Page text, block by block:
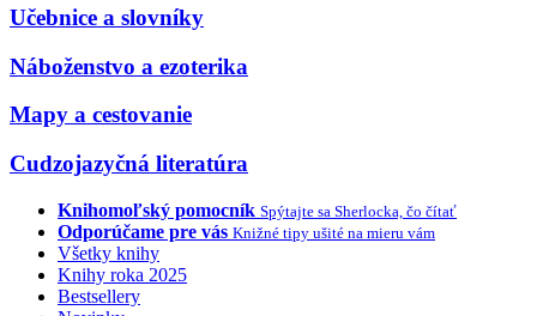
Učebnice a slovníky
Náboženstvo a ezoterika
Mapy a cestovanie
Cudzojazyčná literatúra
Knihomoľský pomocník Spýtajte sa Sherlocka, čo čítať
Odporúčame pre vás Knižné tipy ušité na mieru vám
Všetky knihy
Knihy roka 2025
Bestsellery